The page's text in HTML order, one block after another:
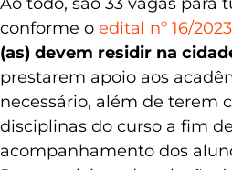
nova oferta da pós-
Ao todo, são 33 vagas para
conforme o edital nº 16/2023
(as) devem residir na
prestarem apoio aos
necessário, além de terem
disciplinas do curso a fim